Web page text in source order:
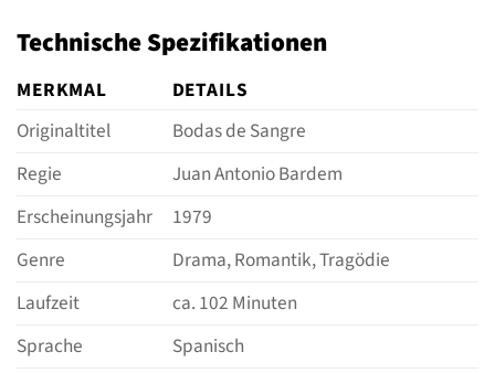
Technische Spezifikationen
MERKMAL
DETAILS
Originaltitel
Bodas de Sangre
Regie
Juan Antonio Bardem
Erscheinungsjahr
1979
Genre
Drama, Romantik, Tragödie
Laufzeit
ca. 102 Minuten
Sprache
Spanisch